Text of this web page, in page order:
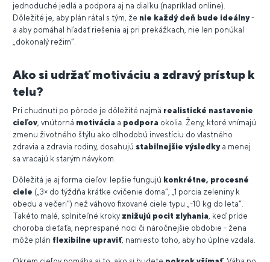
jednoduché jedlá a podpora aj na diaľku (napríklad online).
Dôležité je, aby plán rátal s tým, že nie každý deň bude ideálny-
a aby pomáhal hľadať riešenia aj pri prekážkach, nie len ponúkal
„dokonalý režim“.
Ako si udržať motiváciu a zdravý prístup k
telu?
Pri chudnutí po pôrode je dôležité najmä realistické nastavenie
cieľov, vnútorná motivácia a podpora okolia. Ženy, ktoré vnímajú
zmenu životného štýlu ako dlhodobú investíciu do vlastného
zdravia a zdravia rodiny, dosahujú stabilnejšie výsledkya menej
sa vracajú k starým návykom.
Dôležitá je aj forma cieľov: lepšie fungujú konkrétne, procesné
ciele („3× do týždňa krátke cvičenie doma“, „1 porcia zeleniny k
obedu a večeri“) než váhovo fixované ciele typu „-10 kg do leta“.
Takéto malé, splniteľné kroky znižujú pocit zlyhania, keď príde
choroba dieťaťa, neprespané noci či náročnejšie obdobie - žena
môže plán flexibilne upraviť, namiesto toho, aby ho úplne vzdala.